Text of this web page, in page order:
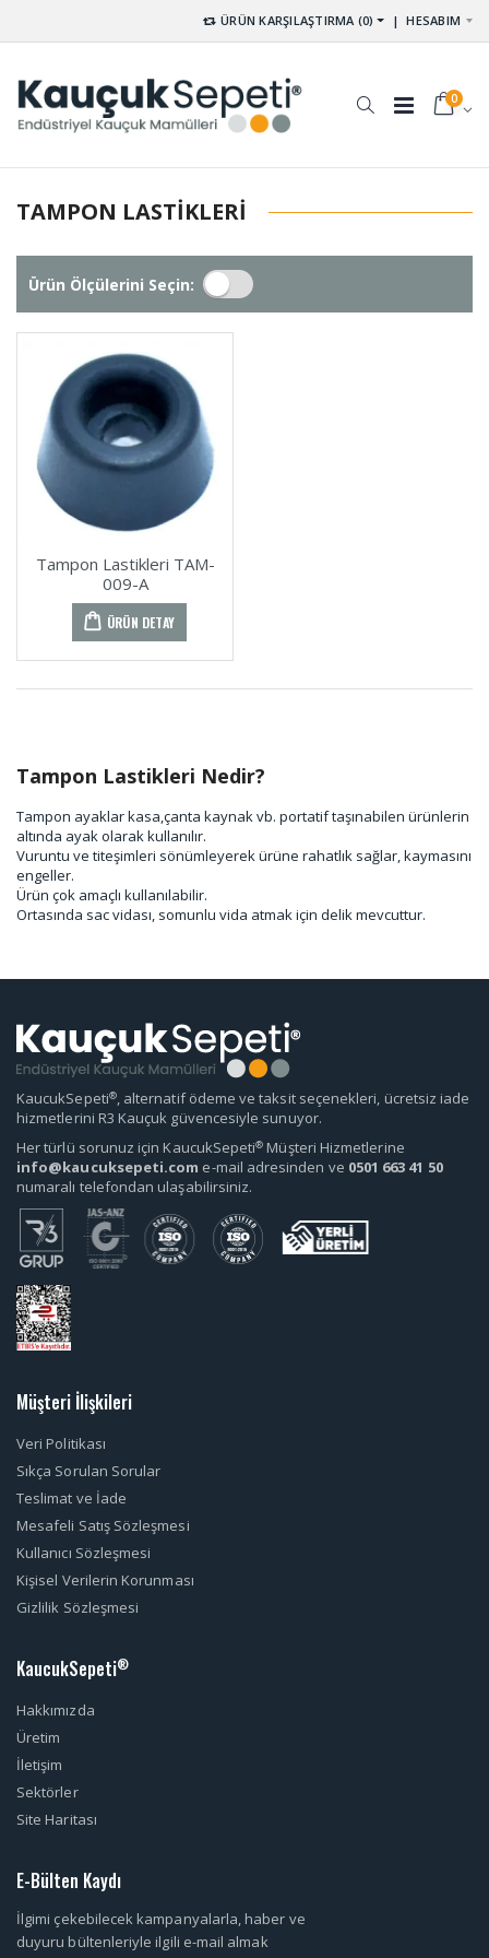
ÜRÜN KARŞILAŞTIRMA (0) |HESABIM
0
TAMPON LASTIKLERI
Ürün Ölçülerini Seçin:
Tampon Lastikleri TAM-
009-A
ÜRÜN DETAY
Tampon Lastikleri Nedir?
Tampon ayaklar kasa,çanta kaynak vb. portatif taşınabilen ürünlerin
altında ayak olarak kullanılır.
Vuruntu ve titeşimleri sönümleyerek ürüne rahatlık sağlar, kaymasını
engeller.
Ürün çok amaçlı kullanılabilir.
Ortasında sac vidası, somunlu vida atmak için delik mevcuttur.
KaucukSepeti®, alternatif ödeme ve taksit seçenekleri, ücretsiz iade
hizmetlerini R3 Kauçuk güvencesiyle sunuyor.
Her türlü sorunuz için KaucukSepeti® Müşteri Hizmetlerine
info@kaucuksepeti.com e-mail adresinden ve 0501 663 41 50
numaralı telefondan ulaşabilirsiniz.
Müşteri İlişkileri
Veri Politikası
Sıkça Sorulan Sorular
Teslimat ve İade
Mesafeli Satış Sözleşmesi
Kullanıcı Sözleşmesi
Kişisel Verilerin Korunması
Gizlilik Sözleşmesi
KaucukSepeti®
Hakkımızda
Üretim
İletişim
Sektörler
Site Haritası
E-Bülten Kaydı
İlgimi çekebilecek kampanyalarla, haber ve
duyuru bültenleriyle ilgili e-mail almak